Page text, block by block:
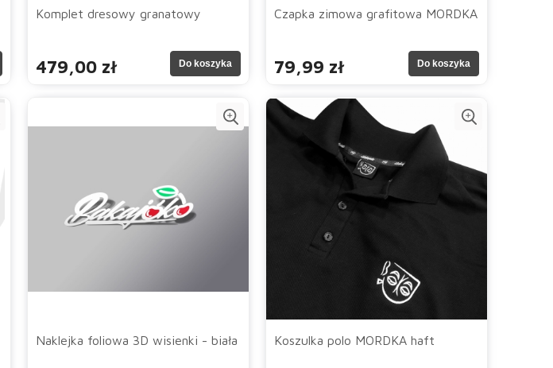
Komplet dresowy granatowy
479,00 zł Do koszyka
Czapka zimowa grafitowa MORDKA
79,99 zł Do koszyka
Naklejka foliowa 3D wisienki - biała Koszulka polo MORDKA haft